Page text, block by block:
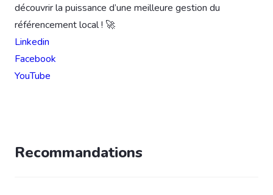
découvrir la puissance d’une meilleure gestion du
référencement local ! 🚀
Linkedin
Facebook
YouTube
Recommandations